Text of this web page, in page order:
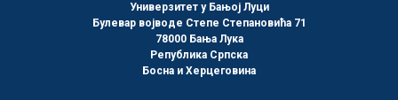
Универзитет у Бањој Луци
Булевар војводе Степе Степановића 71
78000 Бања Лука
Република Српска
Босна и Херцеговина